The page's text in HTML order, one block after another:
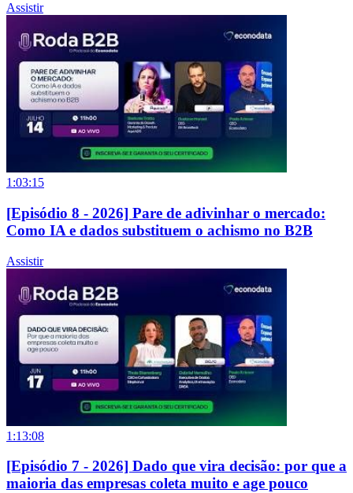
Assistir
1:03:15
[Episódio 8 - 2026] Pare de adivinhar o mercado:
Como IA e dados substituem o achismo no B2B
Assistir
1:13:08
[Episódio 7 - 2026] Dado que vira decisão: por que a
maioria das empresas coleta muito e age pouco